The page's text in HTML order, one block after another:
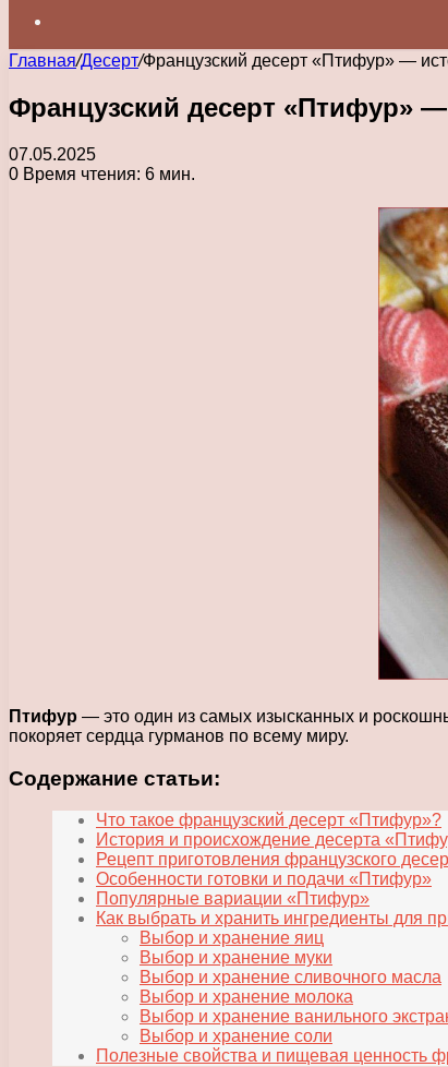
Главная/Десерт/Французский десерт «Птифур» —
Французский десерт «Птифур»
07.05.2025
0 Время чтения: 6 мин.
Птифур — это один из самых изысканных и
покоряет сердца гурманов по всему миру.
Содержание статьи:
Что такое французский десерт «Птифур»?
История и происхождение десерта
Рецепт приготовления французского
Особенности готовки и подачи «Птифур»
Популярные вариации «Птифур»
Как выбрать и хранить ингредиенты для
Выбор и хранение яиц
Выбор и хранение муки
Выбор и хранение сливочного масла
Выбор и хранение молока
Выбор и хранение ванильного
Выбор и хранение соли
Полезные свойства и пищевая ценность